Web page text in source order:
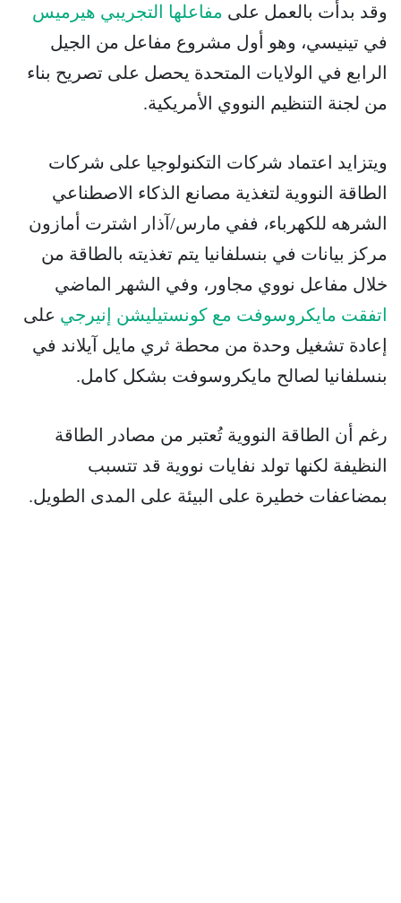
وقد بدأت بالعمل على مفاعلها التجريبي هيرميس
في تينيسي، وهو أول مشروع مفاعل من الجيل
الرابع في الولايات المتحدة يحصل على تصريح بناء
من لجنة التنظيم النووي الأمريكية.
ويتزايد اعتماد شركات التكنولوجيا على شركات
الطاقة النووية لتغذية مصانع الذكاء الاصطناعي
الشرهه للكهرباء، ففي مارس/آذار اشترت أمازون
مركز بيانات في بنسلفانيا يتم تغذيته بالطاقة من
خلال مفاعل نووي مجاور، وفي الشهر الماضي
اتفقت مايكروسوفت مع كونستيليشن إنيرجي على
إعادة تشغيل وحدة من محطة ثري مايل آيلاند في
بنسلفانيا لصالح مايكروسوفت بشكل كامل.
رغم أن الطاقة النووية تُعتبر من مصادر الطاقة
النظيفة لكنها تولد نفايات نووية قد تتسبب
بمضاعفات خطيرة على البيئة على المدى الطويل.